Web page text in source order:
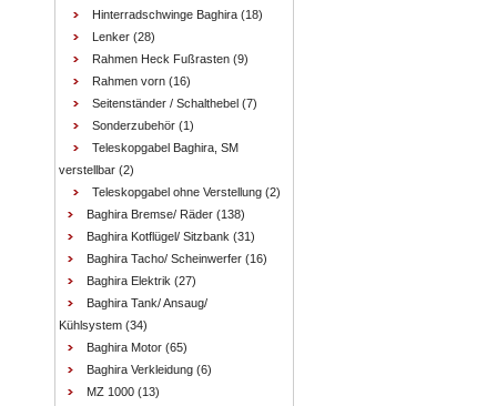
Hinterradschwinge Baghira (18)
Lenker (28)
Rahmen Heck Fußrasten (9)
Rahmen vorn (16)
Seitenständer / Schalthebel (7)
Sonderzubehör (1)
Teleskopgabel Baghira, SM
verstellbar (2)
Teleskopgabel ohne Verstellung (2)
Baghira Bremse/ Räder (138)
Baghira Kotflügel/ Sitzbank (31)
Baghira Tacho/ Scheinwerfer (16)
Baghira Elektrik (27)
Baghira Tank/ Ansaug/
Kühlsystem (34)
Baghira Motor (65)
Baghira Verkleidung (6)
MZ 1000 (13)